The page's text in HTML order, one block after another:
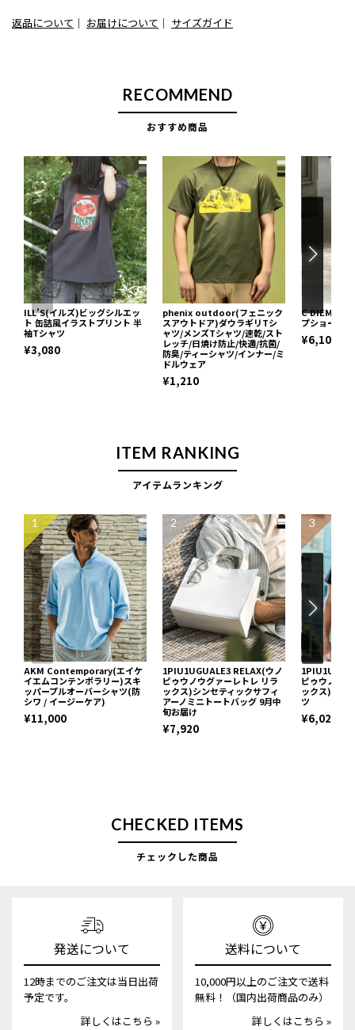
返品について ｜ お届けについて ｜ サイズガイド
RECOMMEND
おすすめ商品
ILL’S(イルズ)ビッグシルエッ
ト 缶詰風イラストプリント 半
袖Tシャツ
¥3,080
phenix outdoor(フェニック
スアウトドア)ダウラギリTシ
ャツ/メンズTシャツ/速乾/スト
レッチ/日焼け防止/快適/抗菌/
防臭/ティーシャツ/インナー/ミ
ドルウェア
¥1,210
C DIEM(カ
プショート
¥6,105
ITEM RANKING
アイテムランキング
1
AKM Contemporary(エイケ
イエムコンテンポラリー)スキ
ッパープルオーバーシャツ(防
シワ / イージーケア)
¥11,000
2
1PIU1UGUALE3 RELAX(ウノ
ピゥウノウグァーレトレ リラ
ックス)シンセティックサフィ
アーノミニトートバッグ 9月中
旬お届け
¥7,920
3
ピゥウノウ
ックス)ネッ
ツ
¥6,029
CHECKED ITEMS
チェックした商品
発送について
12時までのご注文は当日出荷
予定です。
詳しくはこちら »
送料について
10,000円以上のご注文で送料
無料！（国内出荷商品のみ）
詳しくはこちら »